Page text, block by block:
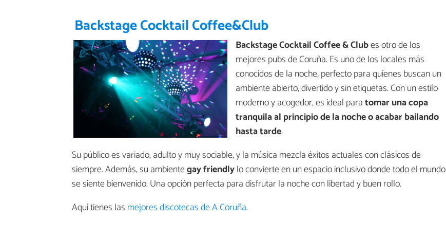
Backstage Cocktail Coffee&Club
Backstage Cocktail Coffee & Clubes otro de los
mejores pubs de Coruña. Es uno de los locales más
conocidos de la noche, perfecto para quienes buscan un
ambiente abierto, divertido y sin etiquetas. Con un estilo
moderno y acogedor, es ideal paratomar una copa
tranquila al principio de la noche o acabar bailando
hasta tarde.
Su público es variado, adulto y muy sociable, y la música mezcla éxitos actuales con clásicos de
siempre. Además, su ambientegay friendlylo convierte en un espacio inclusivo donde todo el mundo
se siente bienvenido. Una opción perfecta para disfrutar la noche con libertad y buen rollo.
Aquí tienes las mejores discotecas de A Coruña.